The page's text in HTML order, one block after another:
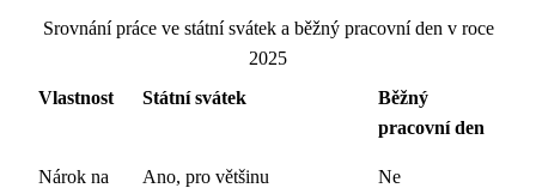
Srovnání práce ve státní svátek a běžný pracovní den v roce
2025
Vlastnost
Státní svátek
Běžný
pracovní den
Nárok na
Ano, pro většinu
Ne